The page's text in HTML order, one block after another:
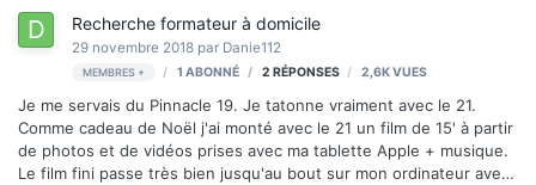
Recherche formateur à domicile
29 novembre 2018 par Danie112
MEMBRES + 1 ABONNÉ 2 RÉPONSES 2,6KVUES
Je me servais du Pinnacle 19. Je tatonne vraiment avec le 21.
Comme cadeau de Noël j'ai monté avec le 21 un film de 15' à partir
de photos et de vidéos prises avec ma tablette Apple + musique.
Le film fini passe très bien jusqu'au bout sur mon ordinateur avec